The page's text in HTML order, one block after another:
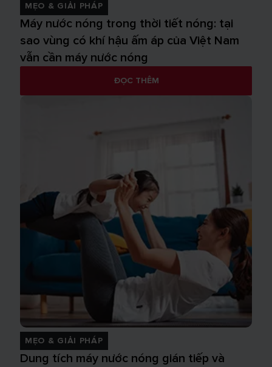
MẸO & GIẢI PHÁP
Máy nước nóng trong thời tiết nóng: tại
sao vùng có khí hậu ấm áp của Việt Nam
vẫn cần máy nước nóng
ĐỌC THÊM
MẸO & GIẢI PHÁP
Dung tích máy nước nóng gián tiếp và